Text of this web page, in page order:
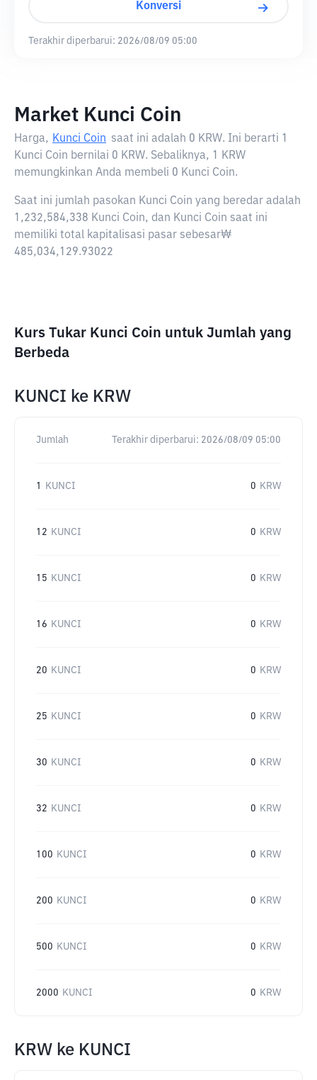
Konversi
Terakhir diperbarui: 2026/08/09 05:00
Market Kunci Coin
Harga, Kunci Coin saat ini adalah 0 KRW. Ini berarti 1
Kunci Coin bernilai 0 KRW. Sebaliknya, 1 KRW
memungkinkan Anda membeli 0 Kunci Coin.
Saat ini jumlah pasokan Kunci Coin yang beredar adalah
1,232,584,338 Kunci Coin, dan Kunci Coin saat ini
memiliki total kapitalisasi pasar sebesar₩
485,034,129.93022
Kurs Tukar Kunci Coin untuk Jumlah yang
Berbeda
KUNCI ke KRW
Jumlah Terakhir diperbarui: 2026/08/09 05:00
1 KUNCI 0 KRW
12 KUNCI 0 KRW
15 KUNCI 0 KRW
16 KUNCI 0 KRW
20 KUNCI 0 KRW
25 KUNCI 0 KRW
30 KUNCI 0 KRW
32 KUNCI 0 KRW
100 KUNCI 0 KRW
200 KUNCI 0 KRW
500 KUNCI 0 KRW
2000 KUNCI 0 KRW
KRW ke KUNCI